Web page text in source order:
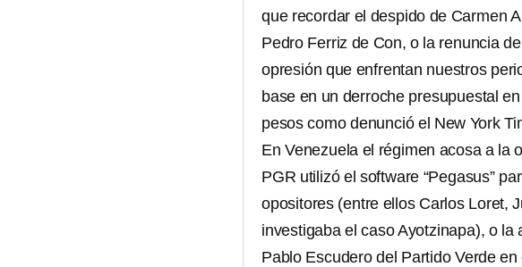
que recordar el despido de Carmen
Pedro Ferriz de Con, o la renuncia
opresión que enfrentan nuestros
base en un derroche presupuestal
pesos como denunció el New York
En Venezuela el régimen acosa a la
PGR utilizó el software “Pegasus”
opositores (entre ellos Carlos Loret,
investigaba el caso Ayotzinapa), o
Pablo Escudero del Partido Verde